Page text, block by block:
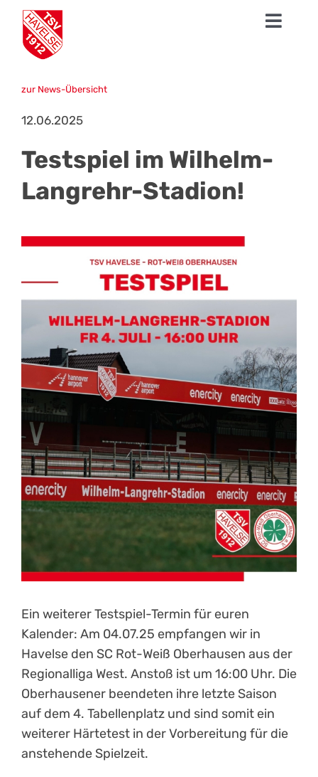
Zum
Inhalt
springen
Kontakt
zur News-Übersicht
12.06.2025
Testspiel im Wilhelm-
Langrehr-Stadion!
Ein weiterer Testspiel-Termin für euren
Kalender: Am 04.07.25 empfangen wir in
Havelse den SC Rot-Weiß Oberhausen aus der
Regionalliga West. Anstoß ist um 16:00 Uhr. Die
Oberhausener beendeten ihre letzte Saison
auf dem 4. Tabellenplatz und sind somit ein
weiterer Härtetest in der Vorbereitung für die
anstehende Spielzeit.